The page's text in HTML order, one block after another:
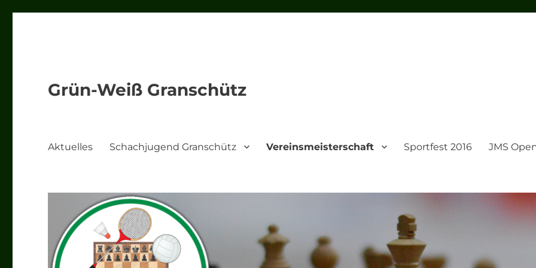
Grün-Weiß Granschütz
Aktuelles Schachjugend Granschütz Vereinsmeisterschaft Sportfest 2016 JMS